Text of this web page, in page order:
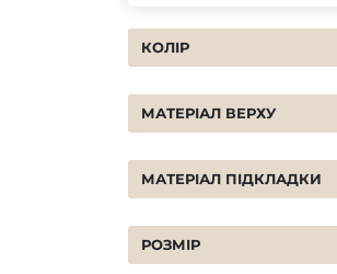
КОЛІР
МАТЕРІАЛ ВЕРХУ
МАТЕРІАЛ ПІДКЛАДКИ
РОЗМІР